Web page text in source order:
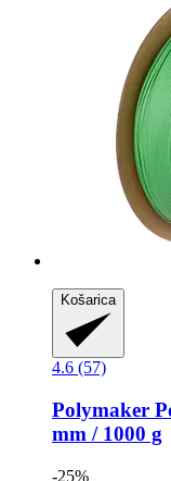
Košarica
4.6 (57)
Polymaker
mm / 1000 g
-25%